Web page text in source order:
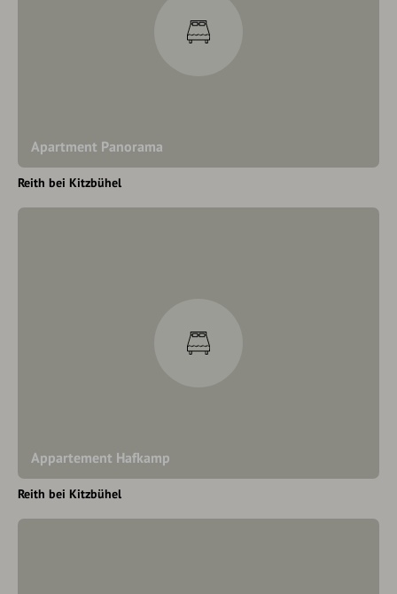
Apartment Panorama
Reith bei Kitzbühel
Appartement Hafkamp
Reith bei Kitzbühel